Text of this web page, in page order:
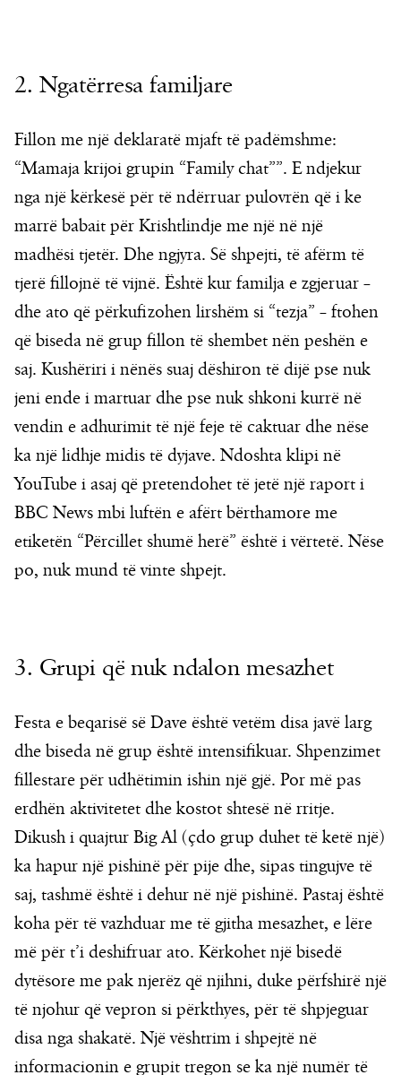
2. Ngatërresa familjare
Fillon me një deklaratë mjaft të padëmshme:
“Mamaja krijoi grupin “Family chat””. E ndjekur
nga një kërkesë për të ndërruar pulovrën që i ke
marrë babait për Krishtlindje me një në një
madhësi tjetër. Dhe ngjyra. Së shpejti, të afërm të
tjerë fillojnë të vijnë. Është kur familja e zgjeruar –
dhe ato që përkufizohen lirshëm si “tezja” – ftohen
që biseda në grup fillon të shembet nën peshën e
saj. Kushëriri i nënës suaj dëshiron të dijë pse nuk
jeni ende i martuar dhe pse nuk shkoni kurrë në
vendin e adhurimit të një feje të caktuar dhe nëse
ka një lidhje midis të dyjave. Ndoshta klipi në
YouTube i asaj që pretendohet të jetë një raport i
BBC News mbi luftën e afërt bërthamore me
etiketën “Përcillet shumë herë” është i vërtetë. Nëse
po, nuk mund të vinte shpejt.
3. Grupi që nuk ndalon mesazhet
Festa e beqarisë së Dave është vetëm disa javë larg
dhe biseda në grup është intensifikuar. Shpenzimet
fillestare për udhëtimin ishin një gjë. Por më pas
erdhën aktivitetet dhe kostot shtesë në rritje.
Dikush i quajtur Big Al (çdo grup duhet të ketë një)
ka hapur një pishinë për pije dhe, sipas tingujve të
saj, tashmë është i dehur në një pishinë. Pastaj është
koha për të vazhduar me të gjitha mesazhet, e lëre
më për t’i deshifruar ato. Kërkohet një bisedë
dytësore me pak njerëz që njihni, duke përfshirë një
të njohur që vepron si përkthyes, për të shpjeguar
disa nga shakatë. Një vështrim i shpejtë në
informacionin e grupit tregon se ka një numër të